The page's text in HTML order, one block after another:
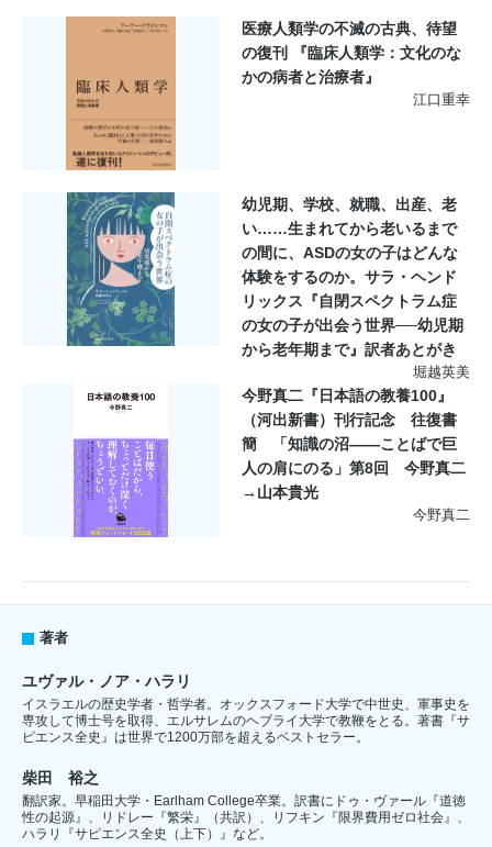
医療人類学の不滅の古典、待望
の復刊 『臨床人類学：文化のな
かの病者と治療者』
江口重幸
幼児期、学校、就職、出産、老
い……生まれてから老いるまで
の間に、ASDの女の子はどんな
体験をするのか。サラ・ヘンド
リックス『自閉スペクトラム症
の女の子が出会う世界──幼児期
から老年期まで』訳者あとがき
堀越英美
今野真二『日本語の教養100』
（河出新書）刊行記念 往復書
簡 「知識の沼――ことばで巨
人の肩にのる」第8回 今野真二
→山本貴光
今野真二
著者
ユヴァル・ノア・ハラリ
イスラエルの歴史学者・哲学者。オックスフォード大学で中世史、軍事史を
専攻して博士号を取得、エルサレムのヘブライ大学で教鞭をとる。著書『サ
ピエンス全史』は世界で1200万部を超えるベストセラー。
柴田 裕之
翻訳家。早稲田大学・Earlham College卒業。訳書にドゥ・ヴァール『道徳
性の起源』、リドレー『繁栄』（共訳）、リフキン『限界費用ゼロ社会』、
ハラリ『サピエンス全史（上下）』など。